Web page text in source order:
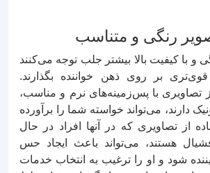
رنگی و متناسب
و با کیفیت بالا بیشتر جلب توجه می‌کنند
قوی‌تری بر روی ذهن خواننده بگذارند.
از تصاویری با پس‌زمینه‌های نرم و مناسب،
دارند، می‌تواند خواسته شما را برآورده
از تصاویری که در آنها افراد در حال
هستند، می‌تواند باعث ایجاد حس
شود و او را ترغیب به انتخاب خدمات